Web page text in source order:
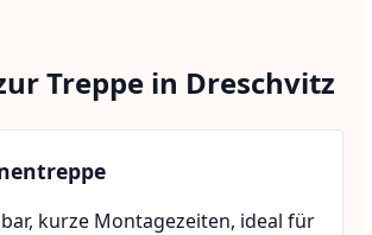
Treppe in Dreschvitz
kurze Montagezeiten, ideal für